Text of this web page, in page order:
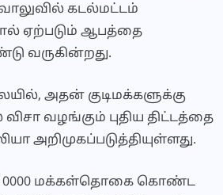
கடல்மட்டம்
ஏற்படும் ஆபத்தை
வருகின்றது.
அதன் குடிமக்களுக்கு
வழங்கும் புதிய திட்டத்தை
அறிமுகப்படுத்தியுள்ளது.
மக்கள்தொகை கொண்ட